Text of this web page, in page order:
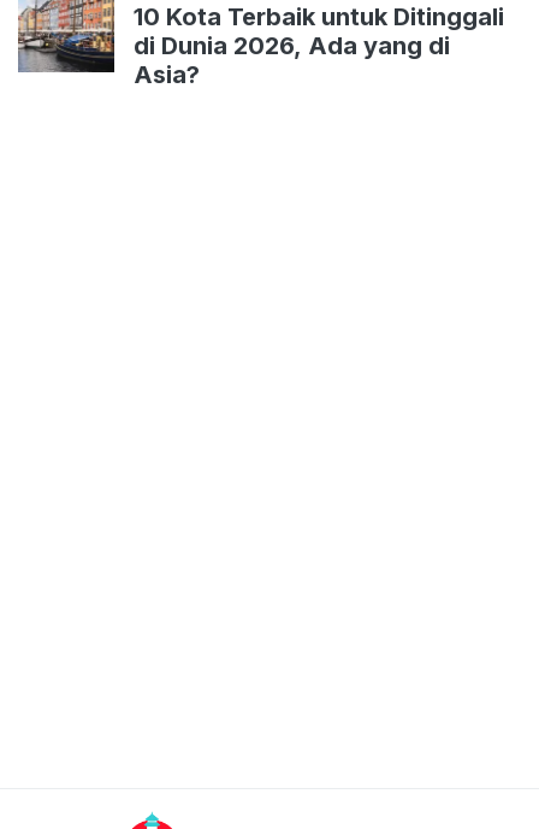
10 Kota Terbaik untuk Ditinggali
di Dunia 2026, Ada yang di
Asia?